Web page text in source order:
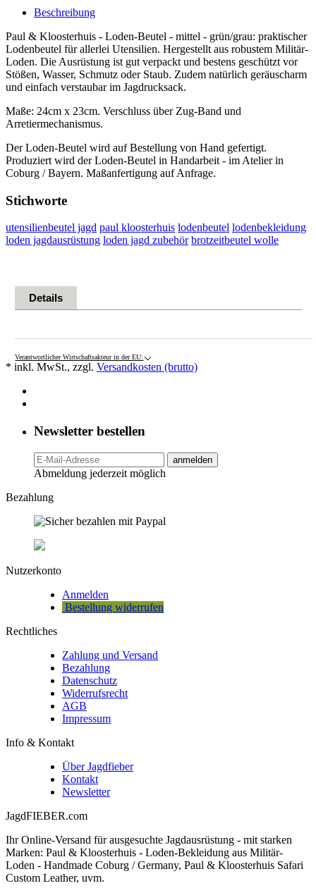
Details
Verantwortlicher Wirtschaftsakteur in der EU:
Beschreibung
Paul & Kloosterhuis - Loden-Beutel - mittel - grün/grau: praktischer
Lodenbeutel für allerlei Utensilien. Hergestellt aus robustem Militär-
Loden. Die Ausrüstung ist gut verpackt und bestens geschützt vor
Stößen, Wasser, Schmutz oder Staub. Zudem natürlich geräuscharm
und einfach verstaubar im Jagdrucksack.
Maße: 24cm x 23cm. Verschluss über Zug-Band und
Arretiermechanismus.
Der Loden-Beutel wird auf Bestellung von Hand gefertigt.
Produziert wird der Loden-Beutel in Handarbeit - im Atelier in
Coburg / Bayern. Maßanfertigung auf Anfrage.
Stichworte
utensilienbeutel jagd paul kloosterhuis lodenbeutel lodenbekleidung
loden jagdausrüstung loden jagd zubehör brotzeitbeutel wolle
* inkl. MwSt., zzgl. Versandkosten (brutto)
Newsletter bestellen
anmelden
Abmeldung jederzeit möglich
Bezahlung
Nutzerkonto
Anmelden
Bestellung widerrufen
Rechtliches
Zahlung und Versand
Bezahlung
Datenschutz
Widerrufsrecht
AGB
Impressum
Info & Kontakt
Über Jagdfieber
Kontakt
Newsletter
JagdFIEBER.com
Ihr Online-Versand für ausgesuchte Jagdausrüstung - mit starken
Marken: Paul & Kloosterhuis - Loden-Bekleidung aus Militär-
Loden - Handmade Coburg / Germany, Paul & Kloosterhuis Safari
Custom Leather, uvm.